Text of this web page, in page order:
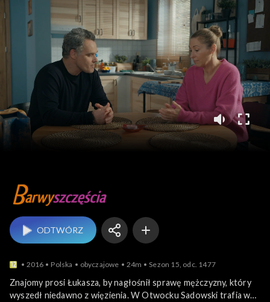
Barwy szczęścia
ODTWÓRZ
2016 Polska obyczajowe 24m Sezon 15, odc. 1477
Znajomy prosi Łukasza, by nagłośnił sprawę mężczyzny, który
wyszedł niedawno z więzienia. W Otwocku Sadowski trafia w